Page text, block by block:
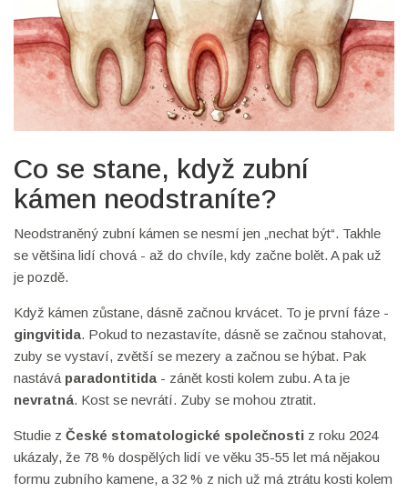
Co se stane, když zubní
kámen neodstraníte?
Neodstraněný zubní kámen se nesmí jen „nechat být“. Takhle
se většina lidí chová - až do chvíle, kdy začne bolět. A pak už
je pozdě.
Když kámen zůstane, dásně začnou krvácet. To je první fáze -
gingvitida. Pokud to nezastavíte, dásně se začnou stahovat,
zuby se vystaví, zvětší se mezery a začnou se hýbat. Pak
nastává paradontitida - zánět kosti kolem zubu. A ta je
nevratná. Kost se nevrátí. Zuby se mohou ztratit.
Studie z České stomatologické společnosti z roku 2024
ukázaly, že 78 % dospělých lidí ve věku 35-55 let má nějakou
formu zubního kamene, a 32 % z nich už má ztrátu kosti kolem